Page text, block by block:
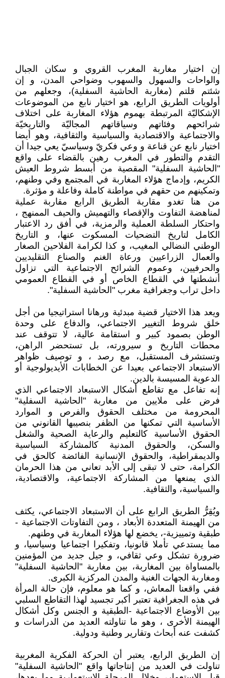
إن اختيار مغاربة المغرب القروي و سكان الجبال
والواحات والسهول والسهوب وضواحي المدن، و إن
شئتم قلتم (مغاربة الحاشية السفلية)، وجعلهم من
أولويات الطريق الرابع، هو اختيار نابع من الموضوعات
الإشكاليّة المرتبطة بهموم هؤلاء المغاربة على اختلاف
شرائحهم وفئاتهم وسياقاتهم المجاليّة والتاريخيّة
والاجتماعية والاقتصادية والسياسية والثقافية، وهو أيضا
اختيار نابع عن قناعة و وعي فكريّ وسياسيّ يعي جيدا أن
التقدم والتطور في المغرب رهين بالقضاء على واقع
"الحاشية السفلية" المقصية من أبسط شروط العيش
الكريم، وإدماج هؤلاء المغاربة في المجتمع وفي وطنهم،
وتمكينهم من حقهم في مواطنة كاملة وفاعلة و مؤثرة.
من هنا تغدو مقاربة الطريق الرابع مقاربة عملية
لمناهضة التفاوت والإقصاء والتهميش والحيف الممنهج ،
واحتكار السلطة العملية والرمزية، في أفق رد الاعتبار
الكامل لتاريخ التضحيات المسكوت عنها، و التاريخ
الوطني النضالي المغيب، و كذا لكرامة الفلاحين الصغار
والعمال الزراعيين ورعاة الغنم والصناع التقليديين
والحرفيين، وعموم الشرائح الاجتماعية التي تزاول
أنشطتها في القطاع الخاص أو في القطاع العمومي
داخل تراب وجغرافية مغرب "الحاشية السفلية".
ويعد هذا الاختيار قضية مبدئية ورهانا استراتيجيا من أجل
خلق شروط التغيير الاجتماعي، والدفاع على وحدة
الوطن بصمود كبير و استقامة عالية، لا تتوقف عند
محطات التاريخ و سيرورته، بل تستحضر الراهن،
وتستشرف المستقبل، مع رصد ، و توصيف ظواهر
الاستبعاد الاجتماعي بعيدا عن الخطابات الأيديولوجية أو
الدعوية المسيسة بالدين.
إنه تفاعل مع تقاطع أشكال الاستبعاد الاجتماعي الذي
فرض على ملايين من مغاربة "الحاشية السفلية"
المحرومة من مختلف الحقوق والفرص و الموارد
الأساسية التي تمكنها من الظفر بنصيبها القانوني من
الحقوق الأساسية كالتعليم والرعاية الصحية والشغل
والسكن، والحقوق المدنية كالمشاركة السياسية
والديمقراطية، والحقوق الإنسانية الفائضة كالحق في
الكرامة، حتى لا تبقى إلى الأبد تعاني من هذا الحرمان
الذي يمنعها من المشاركة الاجتماعية، والاقتصادية،
والسياسية، والثقافية.
ويُقِرُّ الطريق الرابع على أن الاستبعاد الاجتماعي، يكثف
من الهيمنة المتعددة الأبعاد ، ومن التفاوتات الاجتماعية -
طبقية وتمييزية-، يخضع لها هؤلاء المغاربة في وطنهم.
مما يستدعي تأملا قانونيا، وتفكيرا اجتماعيا وسياسيا، و
ضرورة تشكل وعي ثقافي، و جيل جديد من المؤمنين
بالمساواة بين المغاربة، بين مغاربة "الحاشية السفلية"
ومغاربة الجهات الغنية والمدن المركزية الكبرى.
ففي واقعنا المعاش، و كما هو معلوم، فإن حالة المرأة
في هذه الجغرافية تعتبر أكبر تجسيد لهذا التقاطع السلبي
بين الأوضاع الاجتماعية -الطبقية و الجنس وكل أشكال
الهيمنة الأخرى ، وهو ما تناولته العديد من الدراسات و
كشفت عنه أبحاث وتقارير وطنية ودولية.
إن الطريق الرابع، يعتبر أن الحركة الفكرية المغربية
تناولت في العديد من إنتاجاتها واقع "الحاشية السفلية"